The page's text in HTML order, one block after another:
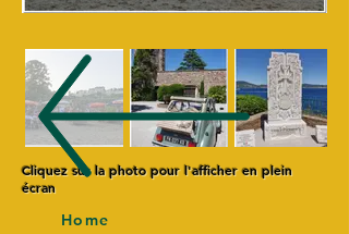
Cliquez sur la photo pour l'afficher en plein
écran
Home